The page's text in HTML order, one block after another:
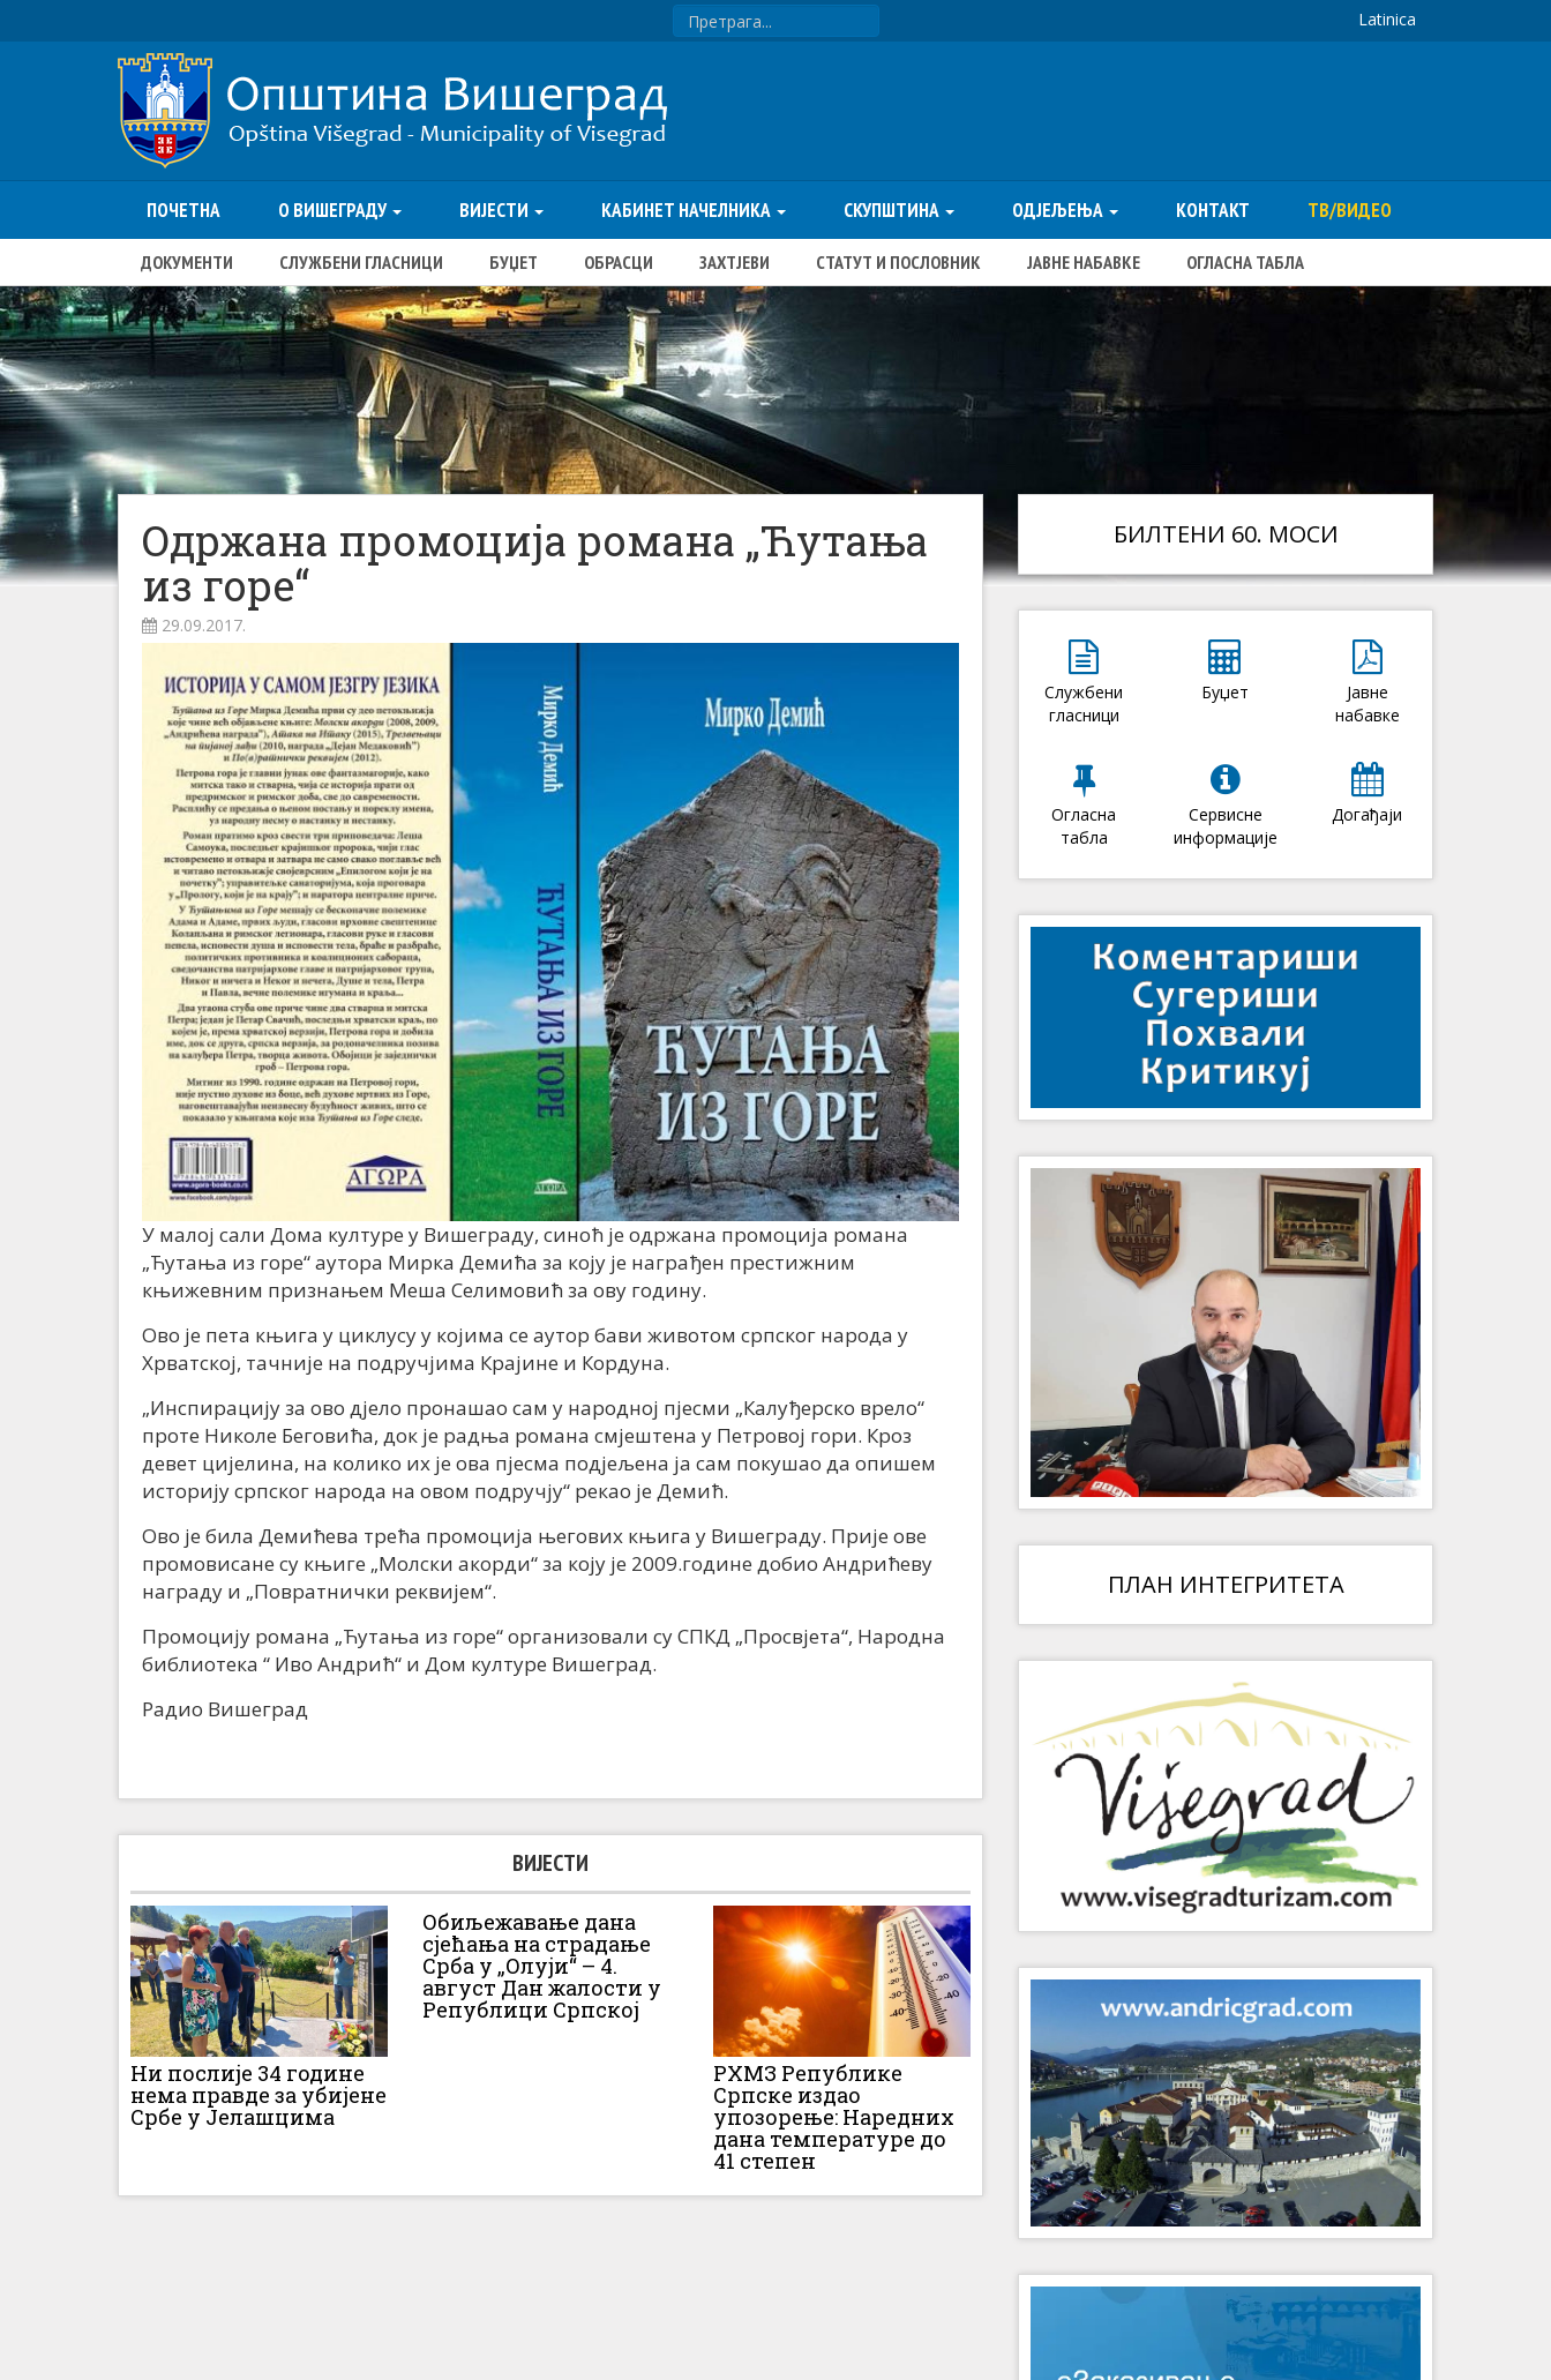
Latinica
ПОЧЕТНА О ВИШЕГРАДУ ВИЈЕСТИ КАБИНЕТ НАЧЕЛНИКА СКУПШТИНА ОДЈЕЉЕЊА КОНТАКТ ТВ/ВИДЕО
ДОКУМЕНТИ СЛУЖБЕНИ ГЛАСНИЦИ БУЏЕТ ОБРАСЦИ ЗАХТЈЕВИ СТАТУТ И ПОСЛОВНИК ЈАВНЕ НАБАВКЕ ОГЛАСНА ТАБЛА
Oдржана промоција романа „Ћутања
из горе“
29.09.2017.
У малој сали Дома културе у Вишеграду, синоћ је одржана промоција романа
„Ћутања из горе“ аутора Мирка Демића за коју је награђен престижним
књижевним признањем Меша Селимовић за ову годину.
Ово је пета књига у циклусу у којима се аутор бави животом српског народа у
Хрватској, тачније на подручјима Крајине и Кордуна.
„Инспирацију за ово дјело пронашао сам у народној пјесми „Калуђерско врело“
проте Николе Беговића, док је радња романа смјештена у Петровој гори. Кроз
девет цијелина, на колико их је ова пјесма подјељена ја сам покушао да опишем
историју српског народа на овом подручју“ рекао је Демић.
Ово је била Демићева трећа промоција његових књига у Вишеграду. Прије ове
промовисане су књиге „Молски акорди“ за коју је 2009.године добио Андрићеву
награду и „Повратнички реквијем“.
Промоцију романа „Ћутања из горе“ организовали су СПКД „Просвјета“, Народна
библиотека “ Иво Андрић“ и Дом културе Вишеград.
Радио Вишеград
ВИЈЕСТИ
Ни послије 34 године
нема правде за убијене
Србе у Јелашцима
Обиљежавање дана
сјећања на страдање
Срба у „Олуји“ – 4.
август Дан жалости у
Републици Српској
РХМЗ Републике
Српске издао
упозорење: Наредних
дана температуре до
41 степен
БИЛТЕНИ 60. МОСИ
Службени
гласници
Буџет
Јавне
набавке
Огласна
табла
Сервисне
информације
Догађаји
ПЛАН ИНТЕГРИТЕТА